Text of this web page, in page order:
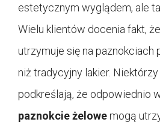
estetycznym wyglądem, ale
Wielu klientów docenia fakt,
utrzymuje się na paznokciach
niż tradycyjny lakier.
podkreślają, że odpowiednio
paznokcie żelowemogą